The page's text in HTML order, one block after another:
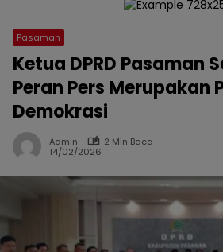
Pasaman
Ketua DPRD Pasaman
Peran Pers Merupakan
Demokrasi
Admin
2 Min Baca
14/02/2026